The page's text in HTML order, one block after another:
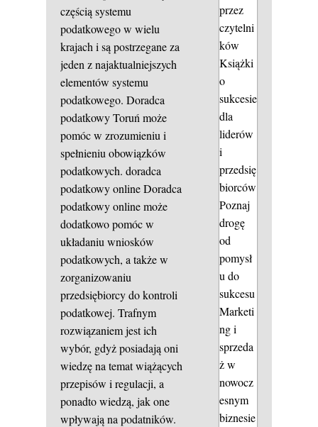
częścią systemu
podatkowego w wielu
krajach i są postrzegane za
jeden z najaktualniejszych
elementów systemu
podatkowego. Doradca
podatkowy Toruń może
pomóc w zrozumieniu i
spełnieniu obowiązków
podatkowych. doradca
podatkowy onlineDoradca
podatkowy online może
dodatkowo pomóc w
układaniu wniosków
podatkowych, a także w
zorganizowaniu
przedsiębiorcy do kontroli
podatkowej. Trafnym
rozwiązaniem jest ich
wybór, gdyż posiadają oni
wiedzę na temat wiążących
przepisów i regulacji, a
ponadto wiedzą, jak one
wpływają na podatników.
przez
czytelni
ków
Książki
o
sukcesie
dla
liderów
i
przedsię
biorców
Poznaj
drogę
od
pomysł
u do
sukcesu
Marketi
ng i
sprzeda
ż w
nowocz
esnym
biznesie